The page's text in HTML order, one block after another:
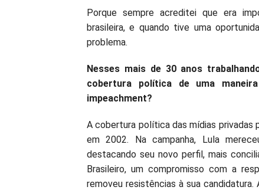
Porque sempre acreditei que era
brasileira, e quando tive uma
problema.
Nesses mais de 30 anos
cobertura política de uma
impeachment?
A cobertura política das mídias privadas
em 2002. Na campanha, Lula
destacando seu novo perfil, mais
Brasileiro, um compromisso com a
removeu resistências à sua